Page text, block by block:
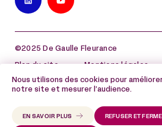
©2025 De Gaulle Fleurance
Plan du site Mentions légales
Politique de protection des données
personnel
Nous utilisons des cookies pour
notre site et mesurer l’audience.
REFUSER ET
EN SAVOIR PLUS